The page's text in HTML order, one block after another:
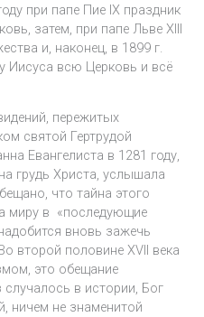
при папе Пие IX праздник
затем, при папе Льве XIII
и, наконец, в 1899 г.
Иисуса всю Церковь и всё
пережитых
святой Гертрудой
Евангелиста в 1281 году,
грудь Христа, услышала
что тайна этого
миру в «последующие
вновь зажечь
второй половине XVII века
это обещание
в истории, Бог
ничем не знаменитой